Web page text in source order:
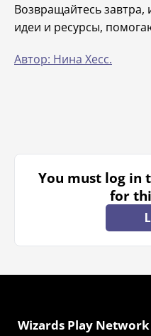
Возвращайтесь завтра,
идеи и ресурсы,
Автор: Нина Хесс.
You must log in
for
Wizards Play Network